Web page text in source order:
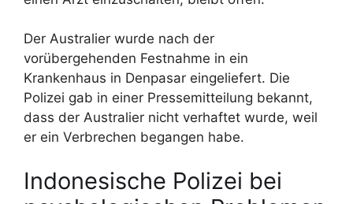
Der Australier wurde nach der
vorübergehenden Festnahme in ein
Krankenhaus in Denpasar eingeliefert. Die
Polizei gab in einer Pressemitteilung bekannt,
dass der Australier nicht verhaftet wurde, weil
er ein Verbrechen begangen habe.
Indonesische Polizei bei